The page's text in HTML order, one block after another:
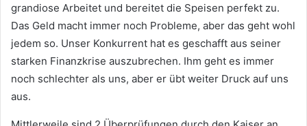
grandiose Arbeitet und bereitet die Speisen perfekt zu.
Das Geld macht immer noch Probleme, aber das geht wohl
jedem so. Unser Konkurrent hat es geschafft aus seiner
starken Finanzkrise auszubrechen. Ihm geht es immer
noch schlechter als uns, aber er übt weiter Druck auf uns
aus.